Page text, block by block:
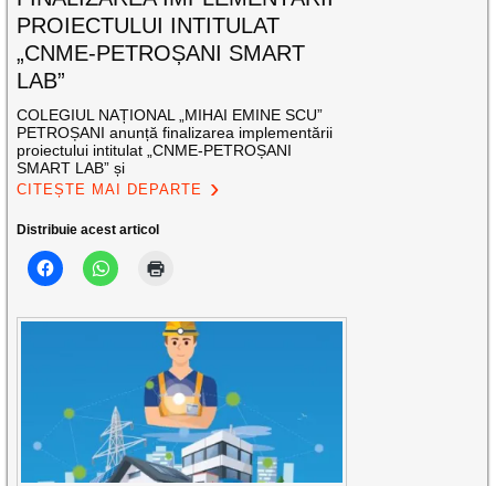
PROIECTULUI INTITULAT
„CNME-PETROȘANI SMART
LAB”
COLEGIUL NAȚIONAL „MIHAI EMINE SCU”
PETROȘANI anunță finalizarea implementării
proiectului intitulat „CNME-PETROȘANI
SMART LAB” și
CITEȘTE MAI DEPARTE
Distribuie acest articol